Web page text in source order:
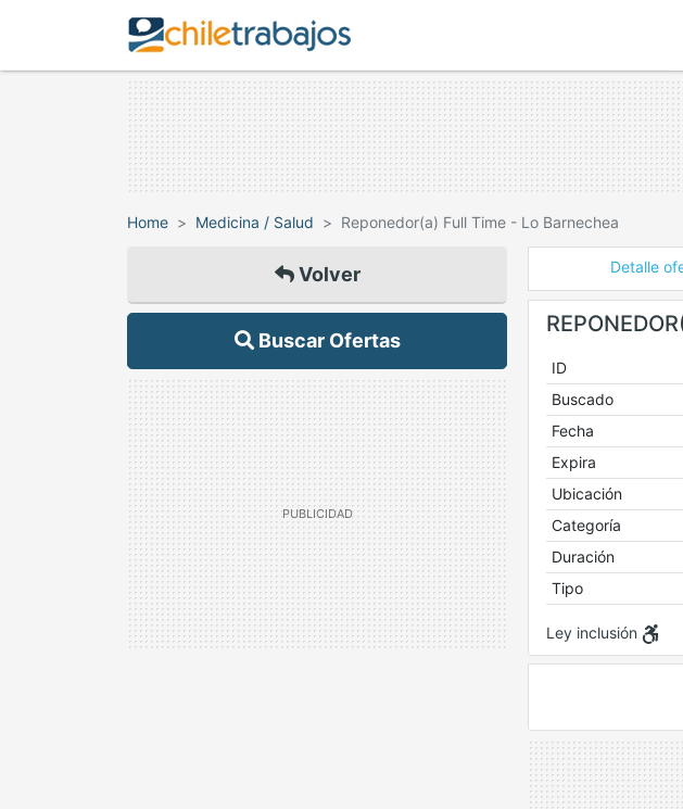
Home Medicina / Salud Reponedor(a) Full Time - Lo Barnechea
Volver
Buscar Ofertas
Detalle
ID
Buscado
Fecha
Expira
Ubicación
Categoría
Duración
Tipo
Ley inclusión